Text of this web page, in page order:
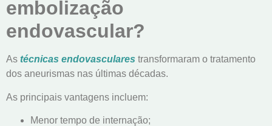
embolização
endovascular?
As técnicas endovasculares transformaram o tratamento
dos aneurismas nas últimas décadas.
As principais vantagens incluem:
Menor tempo de internação;